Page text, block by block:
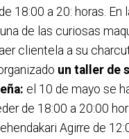
18:00 a 20: horas. En
de las curiosas
clientela a su
un taller de
el 10 de mayo se
de 18:00 a 20:00
Agirre de